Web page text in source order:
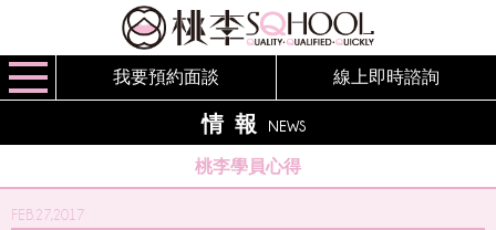
我要預約面談 線上即時諮詢
情報 NEWS
桃李學員心得
FEB.27,2017